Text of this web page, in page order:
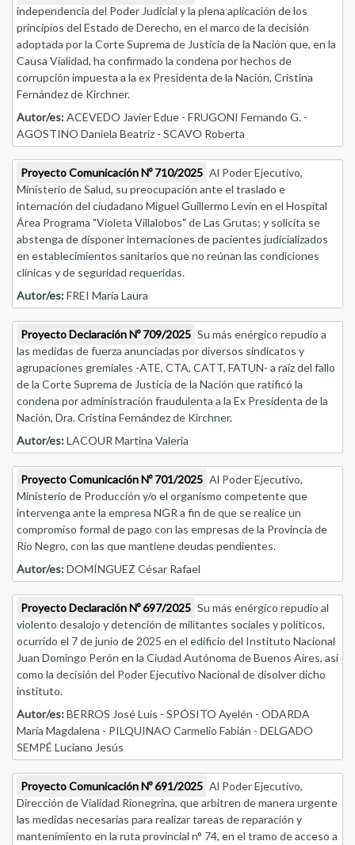
independencia del Poder Judicial y la plena aplicación de los
principios del Estado de Derecho, en el marco de la decisión
adoptada por la Corte Suprema de Justicia de la Nación que, en la
Causa Vialidad, ha confirmado la condena por hechos de
corrupción impuesta a la ex Presidenta de la Nación, Cristina
Fernández de Kirchner.
Autor/es:ACEVEDO Javier Edue - FRUGONI Fernando G. -
AGOSTINO Daniela Beatriz - SCAVO Roberta
Proyecto Comunicación Nº 710/2025 Al Poder Ejecutivo,
Ministerio de Salud, su preocupación ante el traslado e
internación del ciudadano Miguel Guillermo Levin en el Hospital
Área Programa "Violeta Villalobos" de Las Grutas; y solicita se
abstenga de disponer internaciones de pacientes judicializados
en establecimientos sanitarios que no reúnan las condiciones
clínicas y de seguridad requeridas.
Autor/es:FREI María Laura
Proyecto Declaración Nº 709/2025 Su más enérgico repudio a
las medidas de fuerza anunciadas por diversos sindicatos y
agrupaciones gremiales -ATE, CTA, CATT, FATUN- a raíz del fallo
de la Corte Suprema de Justicia de la Nación que ratificó la
condena por administración fraudulenta a la Ex Presidenta de la
Nación, Dra. Cristina Fernández de Kirchner.
Autor/es:LACOUR Martina Valeria
Proyecto Comunicación Nº 701/2025 Al Poder Ejecutivo,
Ministerio de Producción y/o el organismo competente que
intervenga ante la empresa NGR a fin de que se realice un
compromiso formal de pago con las empresas de la Provincia de
Río Negro, con las que mantiene deudas pendientes.
Autor/es:DOMÍNGUEZ César Rafael
Proyecto Declaración Nº 697/2025 Su más enérgico repudio al
violento desalojo y detención de militantes sociales y políticos,
ocurrido el 7 de junio de 2025 en el edificio del Instituto Nacional
Juan Domingo Perón en la Ciudad Autónoma de Buenos Aires, así
como la decisión del Poder Ejecutivo Nacional de disolver dicho
instituto.
Autor/es:BERROS José Luis - SPÓSITO Ayelén - ODARDA
María Magdalena - PILQUINAO Carmelio Fabián - DELGADO
SEMPÉ Luciano Jesús
Proyecto Comunicación Nº 691/2025 Al Poder Ejecutivo,
Dirección de Vialidad Rionegrina, que arbitren de manera urgente
las medidas necesarias para realizar tareas de reparación y
mantenimiento en la ruta provincial n° 74, en el tramo de acceso a